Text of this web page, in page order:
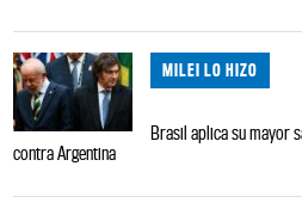
MILEI LO HIZO
Brasil aplica su mayor
contra Argentina